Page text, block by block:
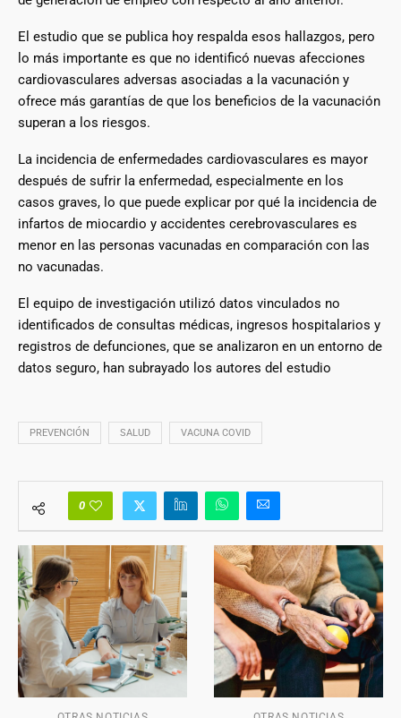
El estudio que se publica hoy respalda esos hallazgos, pero
lo más importante es que no identificó nuevas afecciones
cardiovasculares adversas asociadas a la vacunación y
ofrece más garantías de que los beneficios de la vacunación
superan a los riesgos.
La incidencia de enfermedades cardiovasculares es mayor
después de sufrir la enfermedad, especialmente en los
casos graves, lo que puede explicar por qué la incidencia de
infartos de miocardio y accidentes cerebrovasculares es
menor en las personas vacunadas en comparación con las
no vacunadas.
El equipo de investigación utilizó datos vinculados no
identificados de consultas médicas, ingresos hospitalarios y
registros de defunciones, que se analizaron en un entorno de
datos seguro, han subrayado los autores del estudio
PREVENCIÓN SALUD VACUNA COVID
0